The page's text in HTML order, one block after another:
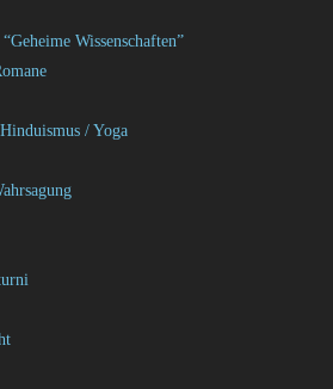
Wissenschaften”
/ Yoga